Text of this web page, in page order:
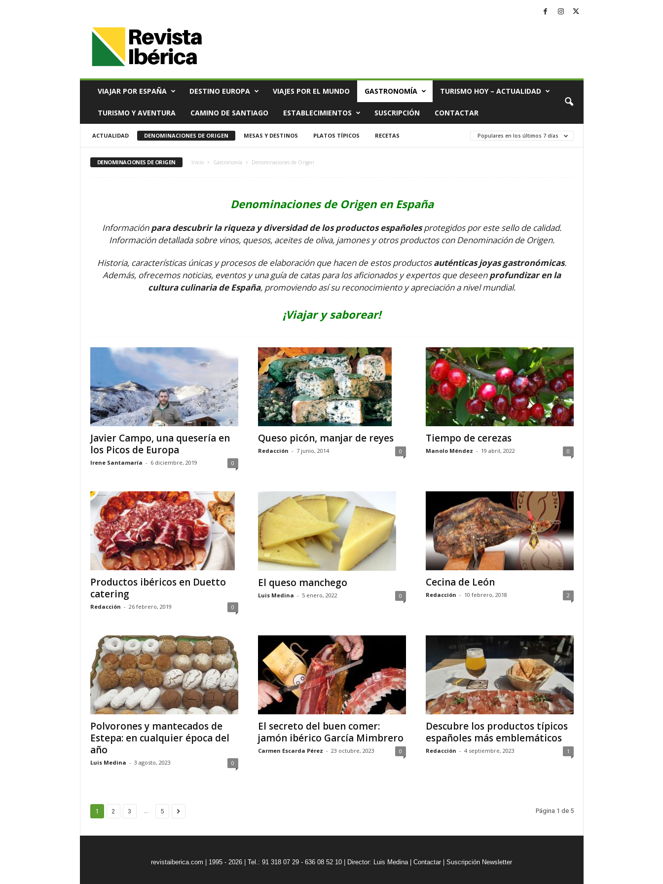
m
VIAJAR POR ESPAÑA DESTINO EUROPA VIAJES POR EL MUNDO GASTRONOMÍA TURISMO HOY – ACTUALIDAD
TURISMO Y AVENTURA CAMINO DE SANTIAGO ESTABLECIMIENTOS SUSCRIPCIÓN CONTACTAR
ACTUALIDAD DENOMINACIONES DE ORIGEN MESAS Y DESTINOS PLATOS TÍPICOS RECETAS Populares en los últimos 7 días
DENOMINACIONES DE ORIGEN Inicio Gastronomía Denominaciones de Origen
Denominaciones de Origen en España
Informaciónpara descubrir la riqueza y diversidad de los productos españolesprotegidos por este sello de calidad.
Información detallada sobre vinos, quesos, aceites de oliva, jamones y otros productos con Denominación de Origen.
Historia, características únicas y procesos de elaboración que hacen de estos productosauténticas joyas gastronómicas.
Además, ofrecemos noticias, eventos y una guía de catas para los aficionados y expertos que deseenprofundizar en la
cultura culinaria de España, promoviendo así su reconocimiento y apreciación a nivel mundial.
¡Viajar y saborear!
Javier Campo, una quesería en
los Picos de Europa
Irene Santamaría - 6 diciembre, 2019 0
Queso picón, manjar de reyes
Redacción - 7 junio, 2014 0
Tiempo de cerezas
Manolo Méndez - 19 abril, 2022 0
Productos ibéricos en Duetto
catering
Redacción - 26 febrero, 2019 0
El queso manchego
Luis Medina - 5 enero, 2022 0
Cecina de León
Redacción - 10 febrero, 2018 2
Polvorones y mantecados de
Estepa: en cualquier época del
año
Luis Medina - 3 agosto, 2023 0
El secreto del buen comer:
jamón ibérico García Mimbrero
Carmen Escarda Pérez - 23 octubre, 2023 0
Descubre los productos típicos
españoles más emblemáticos
Redacción - 4 septiembre, 2023 1
1 2 3 ... 5 Página 1 de 5
revistaiberica.com | 1995 - 2026 | Tel.: 91 318 07 29 - 636 08 52 10 | Director: Luis Medina| Contactar Suscripción Newsletter